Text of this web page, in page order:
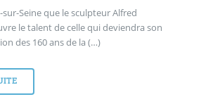
sur-Seine que le sculpteur Alfred
le talent de celle qui deviendra son
des 160 ans de la (…)